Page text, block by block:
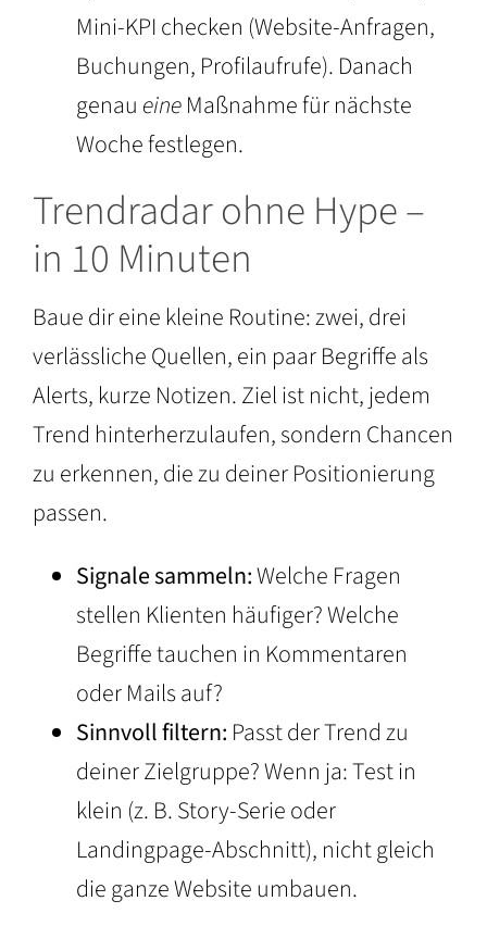
Mini-KPI checken (Website-Anfragen,
Buchungen, Profilaufrufe). Danach
genau eineMaßnahme für nächste
Woche festlegen.
Trendradar ohne Hype –
in 10 Minuten
Baue dir eine kleine Routine: zwei, drei
verlässliche Quellen, ein paar Begriffe als
Alerts, kurze Notizen. Ziel ist nicht, jedem
Trend hinterherzulaufen, sondern Chancen
zu erkennen, die zu deiner Positionierung
passen.
Signale sammeln:Welche Fragen
stellen Klienten häufiger? Welche
Begriffe tauchen in Kommentaren
oder Mails auf?
Sinnvoll filtern: Passt der Trend zu
deiner Zielgruppe? Wenn ja: Test in
klein (z. B. Story-Serie oder
Landingpage-Abschnitt), nicht gleich
die ganze Website umbauen.